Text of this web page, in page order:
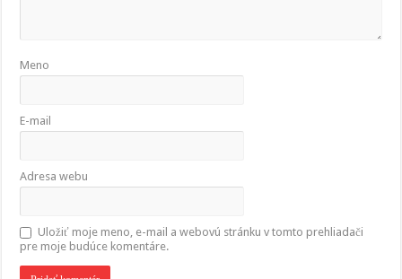
Meno
E-mail
Adresa webu
Uložiť moje meno, e-mail a webovú stránku v tomto prehliadači
pre moje budúce komentáre.